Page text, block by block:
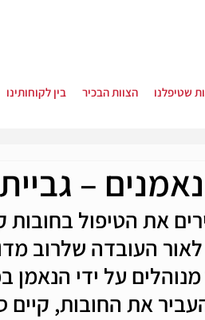
שטיפלנו הצוות הבכיר בין לקוחותינו
–
את הטיפול
העובדה שלרוב
על ידי הנאמן
את החובות, קיים